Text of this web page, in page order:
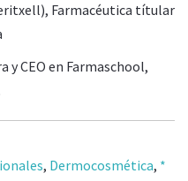
Farmacéutica títular
y CEO en Farmaschool,
, Dermocosmética, *